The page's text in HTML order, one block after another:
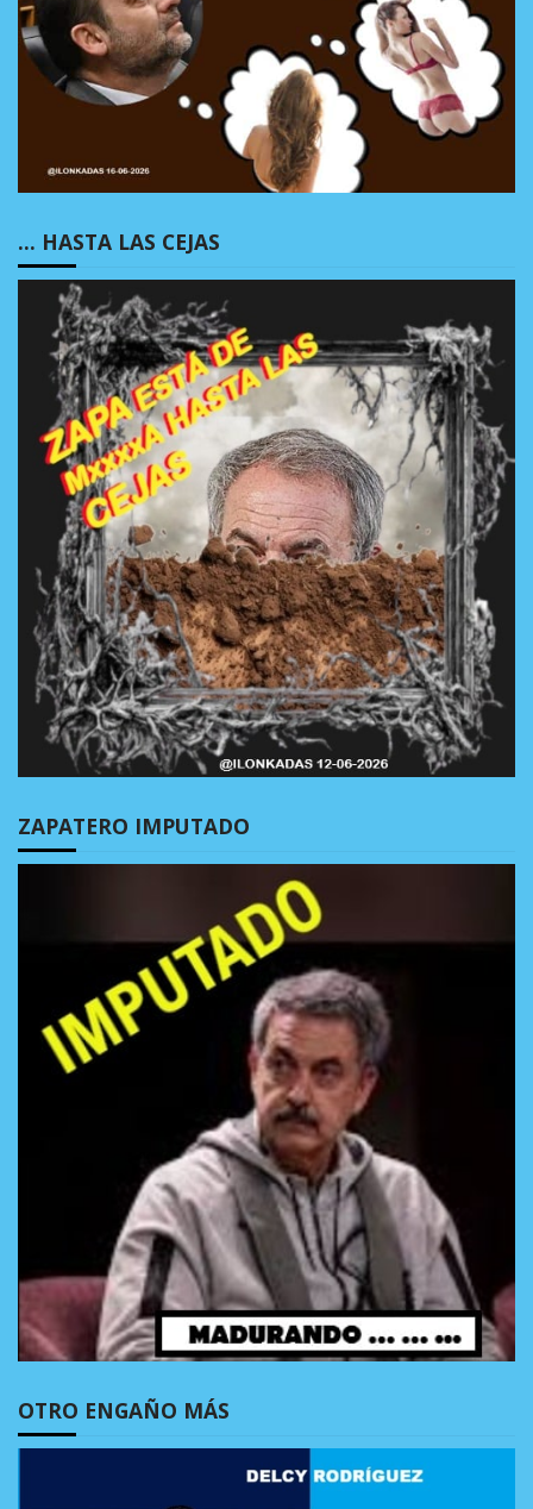
… HASTA LAS CEJAS
ZAPATERO IMPUTADO
OTRO ENGAÑO MÁS